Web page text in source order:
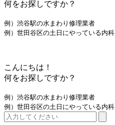
何をお探しですか？
例）渋谷駅の水まわり修理業者
例）世田谷区の土日にやっている内科
こんにちは！
何をお探しですか？
例）渋谷駅の水まわり修理業者
例）世田谷区の土日にやっている内科